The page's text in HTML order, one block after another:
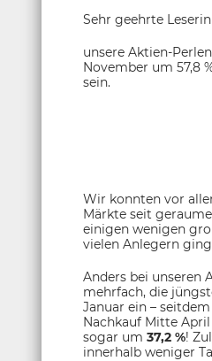
Sehr geehrte
unsere Aktien-
November um 57,8
sein.
Wir konnten vor
Märkte seit
einigen wenigen
vielen Anlegern
Anders bei unseren
mehrfach, die
Januar ein –
Nachkauf Mitte
sogar um 37,2 %!
innerhalb weniger